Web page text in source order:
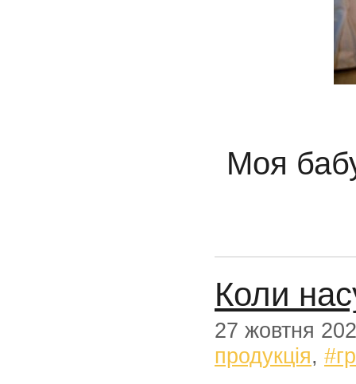
Моя
Коли
27 жовтня
продукція,